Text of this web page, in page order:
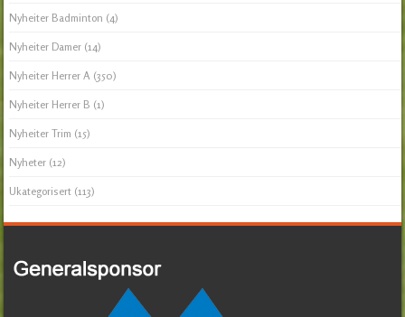
Nyheiter Badminton (4)
Nyheiter Damer (14)
Nyheiter Herrer A (350)
Nyheiter Herrer B (1)
Nyheiter Trim (15)
Nyheter (12)
Ukategorisert (113)